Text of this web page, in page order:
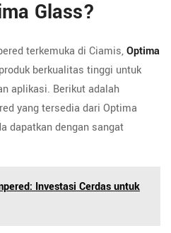
Glass?
terkemuka di Ciamis,Optima
berkualitas tinggi untuk
aplikasi. Berikut adalah
yang tersedia dari Optima
dapatkan dengan sangat
Investasi Cerdas untuk